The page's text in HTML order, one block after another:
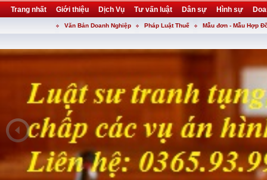
Trang nhất Giới thiệu Dịch Vụ Tư vấn luật Dân sự Hình sự
Liên hệ forum utility
Văn Bản Doanh Nghiệp Pháp Luật Thuế Mẫu đơn - Mẫu Hợp